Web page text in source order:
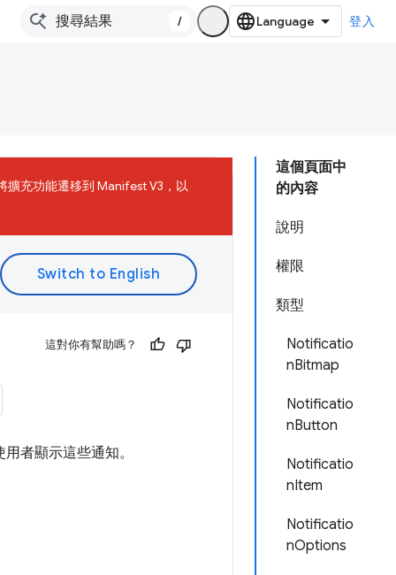
/ 登入
這個頁面中
的內容
說明
權限
類型
Notificatio
nBitmap
Notificatio
nButton
Notificatio
nItem
Notificatio
nOptions
擴充功能遷移到 Manifest V3，以
這對你有幫助嗎？
者顯示這些通知。